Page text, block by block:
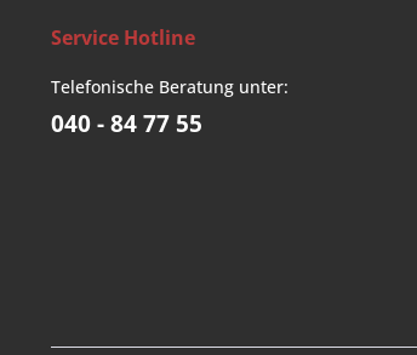
Service Hotline
Telefonische Beratung unter:
040 - 84 77 55